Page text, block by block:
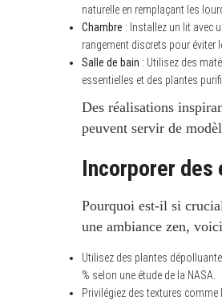
naturelle en remplaçant les
Chambre : Installez un lit avec
rangement discrets pour éviter
Salle de bain : Utilisez des
essentielles et des plantes
Des réalisations
peuvent servir de
Incorporer
Pourquoi est-il si
une ambiance zen,
Utilisez des plantes
% selon une étude de la NASA.
Privilégiez des textures comme